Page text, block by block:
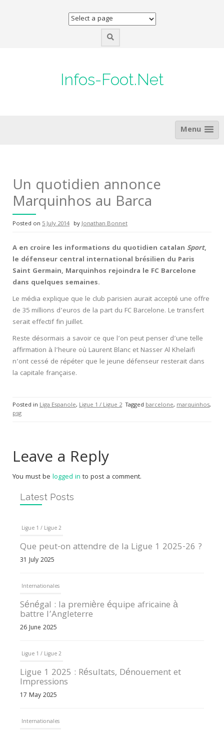
Infos-Foot.Net
Menu
Un quotidien annonce
Marquinhos au Barca
Posted on 5 July 2014 byJonathan Bonnet
A en croire les informations du quotidien catalan Sport,
le défenseur central international brésilien du Paris
Saint Germain, Marquinhos rejoindra le FC Barcelone
dans quelques semaines.
Le média explique que le club parisien aurait accepté une offre
de 35 millions d’euros de la part du FC Barcelone. Le transfert
serait effectif fin juillet.
Reste désormais a savoir ce que l’on peut penser d’une telle
affirmation à l’heure où Laurent Blanc et Nasser Al Khelaifi
n’ont cessé de répéter que le jeune défenseur resterait dans
la capitale française.
Posted in Liga Espanole, Ligue 1 / Ligue 2 Tagged barcelone, marquinhos,
psg
Leave a Reply
You must be logged in to post a comment.
Latest Posts
Ligue 1 / Ligue 2
Que peut-on attendre de la Ligue 1 2025-26 ?
31 July 2025
Internationales
Sénégal : la première équipe africaine à
battre l’Angleterre
26 June 2025
Ligue 1 / Ligue 2
Ligue 1 2025 : Résultats, Dénouement et
Impressions
17 May 2025
Internationales